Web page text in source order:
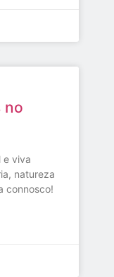
no
e viva
natureza
connosco!